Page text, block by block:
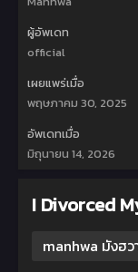
ผู้อัพเดท
official
เผยแพร่เมื่อ
พฤษภาคม 30, 2025
อัพเดทเมื่อ
มิถุนายน 14, 2026
I Divorced
manhwa มังฮว